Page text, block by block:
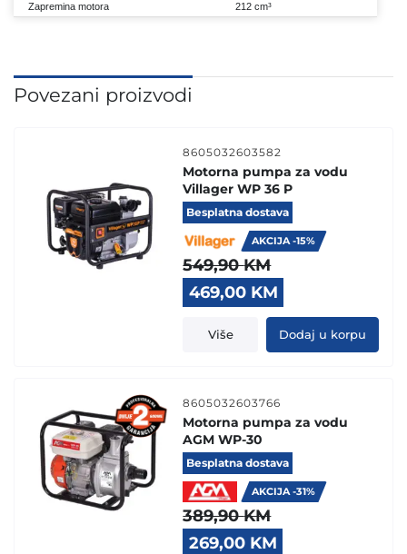
Zapremina motora 212 cm³
Povezani proizvodi
8605032603582
Motorna pumpa za vodu
Villager WP 36 P
Besplatna dostava
AKCIJA -15%
549,90KM
Original
price
was:
549,90 KM.
469,00 KM
price
is:
469,00 KM.
Više Dodaj u korpu
8605032603766
Motorna pumpa za vodu
AGM WP-30
Besplatna dostava
AKCIJA -31%
389,90KM
Original
269,00 KM